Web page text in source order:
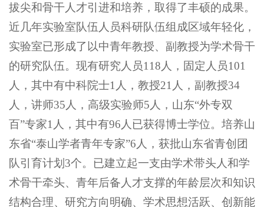
拔尖和骨干人才引进和培养，取得了丰硕的成果。
近几年实验室队伍人员科研队伍组成区域年轻化，
实验室已形成了以中青年教授、副教授为学术骨干
的研究队伍。现有研究人员118人，固定人员101
人，其中有中科院士1人，教授21人，副教授34
人，讲师35人，高级实验师5人，山东“外专双
百”专家1人，其中有96人已获得博士学位。培养山
东省“泰山学者青年专家”6人，获批山东省青创团
队引育计划3个。已建立起一支由学术带头人和学
术骨干牵头、青年后备人才支撑的年龄层次和知识
结构合理、研究方向明确、学术思想活跃、创新能